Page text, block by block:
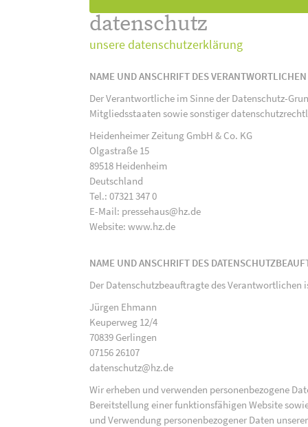
datenschutz
unsere datenschutzerklärung
NAME UND ANSCHRIFT DES VERANTWORTLICHEN
Der Verantwortliche im Sinne der Datenschutz-
Mitgliedsstaaten sowie sonstiger
Heidenheimer Zeitung GmbH & Co. KG
Olgastraße 15
89518 Heidenheim
Deutschland
Tel.: 07321 347 0
E-Mail: pressehaus@hz.de
Website: www.hz.de
NAME UND ANSCHRIFT DES
Der Datenschutzbeauftragte des Verantwortlichen
Jürgen Ehmann
Keuperweg 12/4
70839 Gerlingen
07156 26107
datenschutz@hz.de
Wir erheben und verwenden personenbezogene
Bereitstellung einer funktionsfähigen Website
und Verwendung personenbezogener Daten